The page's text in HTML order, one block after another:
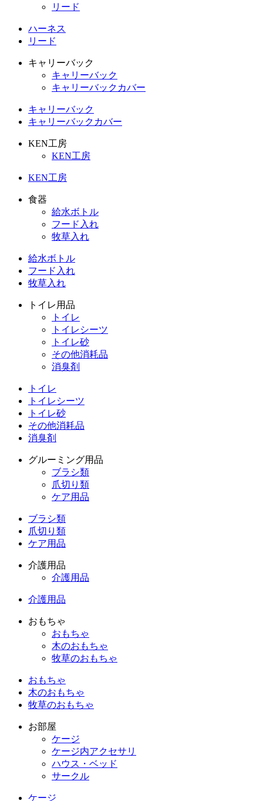
リード
ハーネス
リード
キャリーバック
キャリーバック
キャリーバックカバー
キャリーバック
キャリーバックカバー
KEN工房
KEN工房
KEN工房
食器
給水ボトル
フード入れ
牧草入れ
給水ボトル
フード入れ
牧草入れ
トイレ用品
トイレ
トイレシーツ
トイレ砂
その他消耗品
消臭剤
トイレ
トイレシーツ
トイレ砂
その他消耗品
消臭剤
グルーミング用品
ブラシ類
爪切り類
ケア用品
ブラシ類
爪切り類
ケア用品
介護用品
介護用品
介護用品
おもちゃ
おもちゃ
木のおもちゃ
牧草のおもちゃ
おもちゃ
木のおもちゃ
牧草のおもちゃ
お部屋
ケージ
ケージ内アクセサリ
ハウス・ベッド
サークル
ケージ